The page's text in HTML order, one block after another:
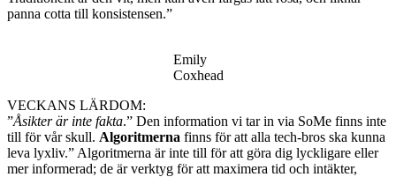
panna cotta till konsistensen.”
Emily
Coxhead
VECKANS LÄRDOM:
”Åsikter är inte fakta.” Den information vi tar in via SoMe finns inte
till för vår skull. Algoritmerna finns för att alla tech-bros ska kunna
leva lyxliv.” Algoritmerna är inte till för att göra dig lyckligare eller
mer informerad; de är verktyg för att maximera tid och intäkter,